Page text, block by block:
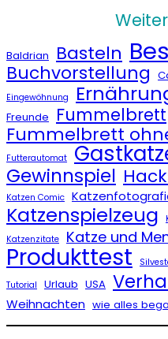
Baldrian Basteln
Buchvorstellung
Eingewöhnung
Freunde Fummelbrett
Fummelbrett
Futterautomat
Gewinnspiel
Katzen Comic
Katzenspielzeug
Katzenzitate Katze und
Produkttest
Tutorial Urlaub USA
Weihnachten wie alles